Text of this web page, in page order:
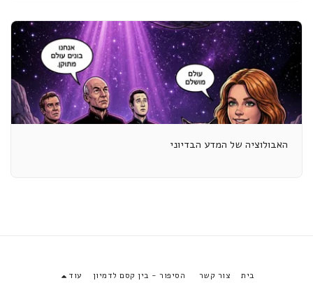
האבולוציה של המדע הבדיוני
בית צור קשר הסיפור - בין קסם לדמיון עוד